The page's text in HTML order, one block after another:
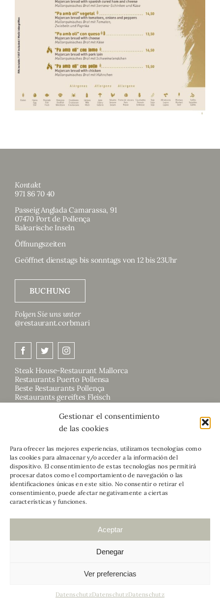
Gestionar el consentimiento
de las cookies
Para ofrecer las mejores experiencias, utilizamos tecnologías como
las cookies para almacenar y/o acceder a la información del
dispositivo. El consentimiento de estas tecnologías nos permitirá
procesar datos como el comportamiento de navegación o las
identificaciones únicas en este sitio. No consentir o retirar el
consentimiento, puede afectar negativamente a ciertas
características y funciones.
Aceptar
Denegar
Ver preferencias
DatenschutzDatenschutzDatenschutz
Kontakt
971 86 70 40
Passeig Anglada Camarassa, 91
07470 Port de Pollença
Balearische Inseln
Öffnungszeiten
Geöffnet dienstags bis sonntags von 12 bis 23Uhr
BUCHUNG
Folgen Sie uns unter
@restaurant.corbmari
Steak House-Restaurant Mallorca
Restaurants Puerto Pollensa
Beste Restaurants Pollença
Restaurants gereiftes Fleisch
CORB MARÍ RESTAURANT ® 2023
– Gestaltung
English Español